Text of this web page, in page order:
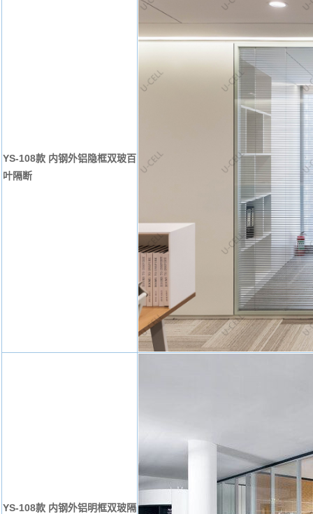
YS-108款 内钢外铝隐框双玻百
叶隔断
YS-108款 内钢外铝明框双玻隔